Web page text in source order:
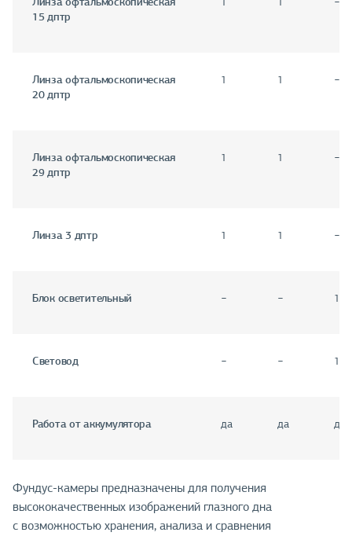
15 дптр
Линза офтальмоскопическая
20 дптр
1 1 −
Линза офтальмоскопическая
29 дптр
1 1 −
Линза 3 дптр 1 1 −
Блок осветительный − − 1
Световод − − 1
Работа от аккумулятора да да да
Фундус-камеры предназначены для получения
высококачественных изображений глазного дна
с возможностью хранения, анализа и сравнения